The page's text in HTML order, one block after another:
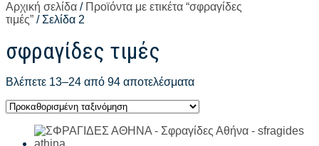
Αρχική σελίδα / Προϊόντα με ετικέτα “σφραγίδες
τιμές” / Σελίδα 2
σφραγίδες τιμές
Βλέπετε 13–24 από 94 αποτελέσματα